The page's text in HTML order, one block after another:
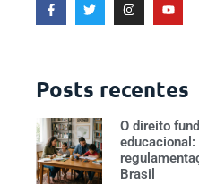
Posts recentes
O direito
Brasil